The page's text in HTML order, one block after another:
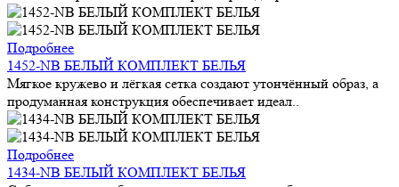
Подробнее
1452-NB БЕЛЫЙ КОМПЛЕКТ БЕЛЬЯ
Мягкое кружево и лёгкая сетка создают утончённый образ, а
продуманная конструкция обеспечивает идеал..
Подробнее
1434-NB БЕЛЫЙ КОМПЛЕКТ БЕЛЬЯ